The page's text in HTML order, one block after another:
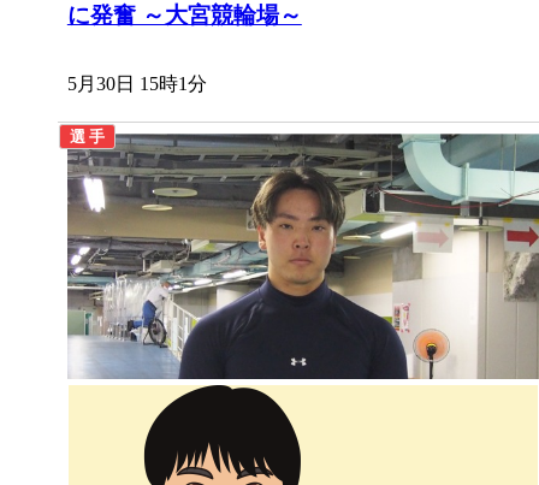
に発奮 ～大宮競輪場～
5月30日 15時1分